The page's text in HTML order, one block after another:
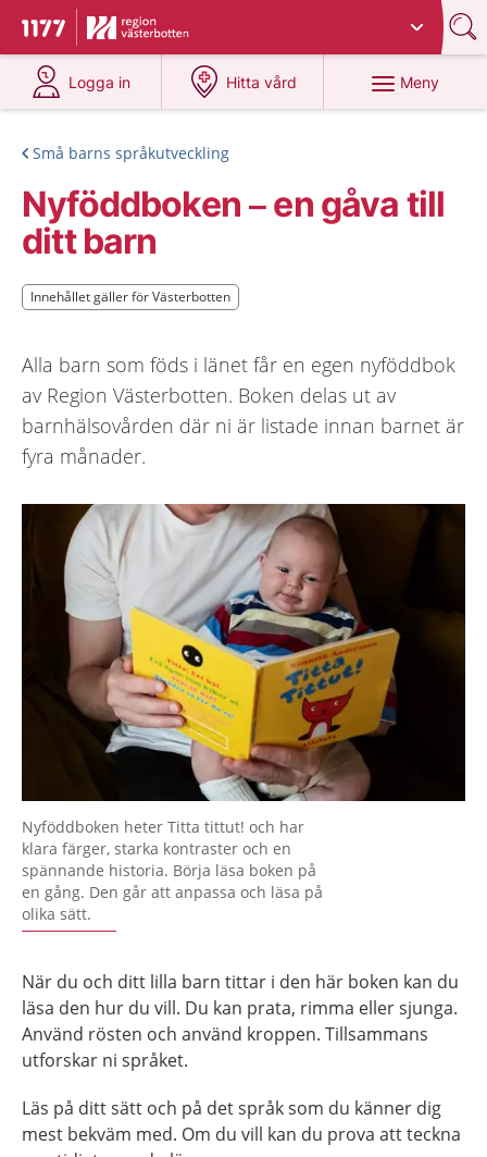
Till startsidan för 1177
Du har valt region
Logga in
på 1177.se
Hitta vård
på 1177.se
Meny
Små barns språkutveckling
Nyföddboken – en gåva till
ditt barn
Innehållet gäller för Västerbotten
Innehållet gäller för Västerbotten
Alla barn som föds i länet får en egen nyföddbok
av Region Västerbotten. Boken delas ut av
barnhälsovården där ni är listade innan barnet är
fyra månader.
Nyföddboken heter Titta tittut! och har
klara färger, starka kontraster och en
spännande historia. Börja läsa boken på
en gång. Den går att anpassa och läsa på
olika sätt.
När du och ditt lilla barn tittar i den här boken kan du
läsa den hur du vill. Du kan prata, rimma eller sjunga.
Använd rösten och använd kroppen. Tillsammans
utforskar ni språket.
Läs på ditt sätt och på det språk som du känner dig
mest bekväm med. Om du vill kan du prova att teckna